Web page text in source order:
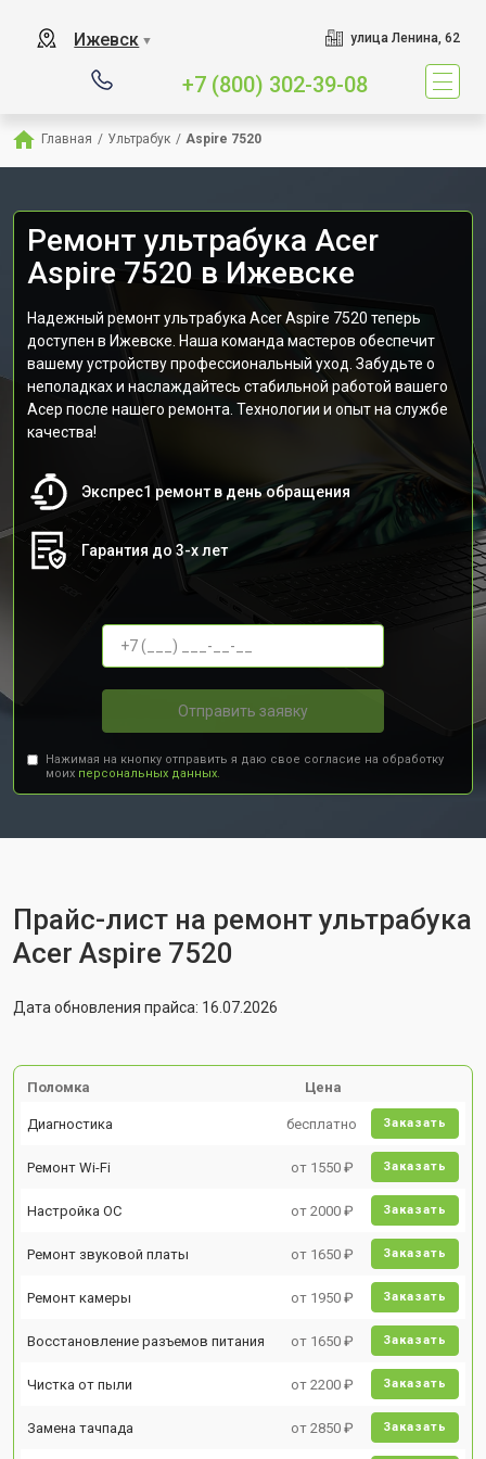
Ижевск ▼ улица Ленина, 62
+7 (800) 302-39-08
Главная / Ультрабук / Aspire 7520
Ремонт ультрабука Acer
Aspire 7520 в Ижевске
Надежный ремонт ультрабука Acer Aspire 7520 теперь
доступен в Ижевске. Наша команда мастеров обеспечит
вашему устройству профессиональный уход. Забудьте о
неполадках и наслаждайтесь стабильной работой вашего
Асер после нашего ремонта. Технологии и опыт на службе
качества!
Экспрес1 ремонт в день обращения
Гарантия до 3-х лет
Отправить заявку
Нажимая на кнопку отправить я даю свое согласие на обработку
моих персональных данных.
Прайс-лист на ремонт ультрабука
Acer Aspire 7520
Дата обновления прайса: 16.07.2026
Поломка Цена
Диагностика бесплатно Заказать
Ремонт Wi-Fi от 1550 ₽ Заказать
Настройка ОС от 2000 ₽ Заказать
Ремонт звуковой платы от 1650 ₽ Заказать
Ремонт камеры от 1950 ₽ Заказать
Восстановление разъемов питания от 1650 ₽ Заказать
Чистка от пыли от 2200 ₽ Заказать
Замена тачпада от 2850 ₽ Заказать